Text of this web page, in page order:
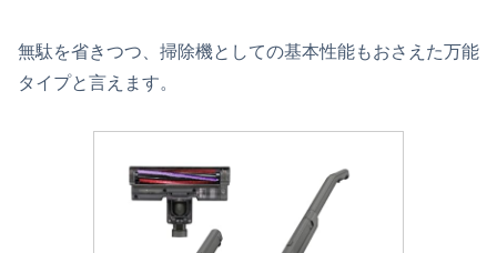
無駄を省きつつ、掃除機としての基本性能もおさえた万能
タイプと言えます。